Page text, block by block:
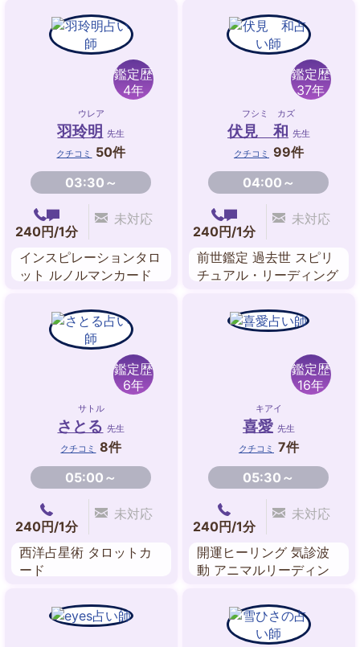
スピリチュアル・リーデ
ィング 風水
鑑定歴
4年
ウレア
羽玲明 先生
クチコミ
50件
03:30～
240円/1分
未対応
インスピレーションタロ
ット ルノルマンカード
鑑定歴
37年
フシミ カズ
伏見 和 先生
クチコミ 99件
04:00～
240円/1分
未対応
前世鑑定 過去世 スピリ
チュアル・リーディング
チャネリング エネルギ
ーワーク
鑑定歴
6年
サトル
さとる 先生
クチコミ
8件
05:00～
240円/1分
未対応
西洋占星術 タロットカ
ード
鑑定歴
16年
キアイ
喜愛 先生
クチコミ 7件
05:30～
240円/1分
未対応
開運ヒーリング 気診波
動 アニマルリーディン
ャクラ調整 守護龍占い